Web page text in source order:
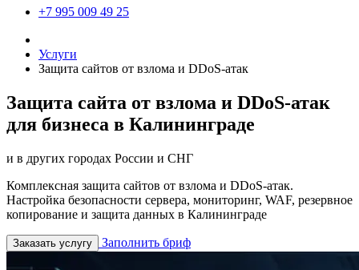
+7 995 009 49 25
Услуги
Защита сайтов от взлома и DDoS-атак
Защита сайта от взлома и DDoS-атак
для бизнеса в Калининграде
и в других городах России и СНГ
Комплексная защита сайтов от взлома и DDoS-атак.
Настройка безопасности сервера, мониторинг, WAF, резервное
копирование и защита данных в Калининграде
Заказать услугу Заполнить бриф